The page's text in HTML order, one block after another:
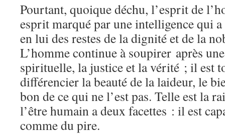
Pourtant, quoique déchu, l’esprit de
esprit marqué par une intelligence qui
en lui des restes de la dignité et de la
L’homme continue à soupirer après
spirituelle, la justice et la vérité ; il est
différencier la beauté de la laideur, le
bon de ce qui ne l’est pas. Telle est la
l’être humain a deux facettes : il est
comme du pire.